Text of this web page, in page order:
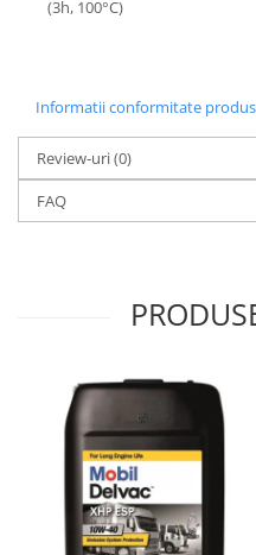
(3h, 100°C)
Informatii conformitate produs
Review-uri(0)
FAQ